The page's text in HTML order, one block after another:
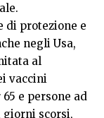
di protezione e
negli Usa,
al
vaccini
e persone ad
giorni scorsi,